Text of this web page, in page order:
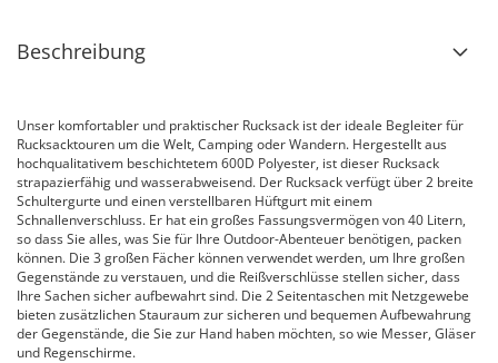
Beschreibung
Unser komfortabler und praktischer Rucksack ist der ideale Begleiter für
Rucksacktouren um die Welt, Camping oder Wandern. Hergestellt aus
hochqualitativem beschichtetem 600D Polyester, ist dieser Rucksack
strapazierfähig und wasserabweisend. Der Rucksack verfügt über 2 breite
Schultergurte und einen verstellbaren Hüftgurt mit einem
Schnallenverschluss. Er hat ein großes Fassungsvermögen von 40 Litern,
so dass Sie alles, was Sie für Ihre Outdoor-Abenteuer benötigen, packen
können. Die 3 großen Fächer können verwendet werden, um Ihre großen
Gegenstände zu verstauen, und die Reißverschlüsse stellen sicher, dass
Ihre Sachen sicher aufbewahrt sind. Die 2 Seitentaschen mit Netzgewebe
bieten zusätzlichen Stauraum zur sicheren und bequemen Aufbewahrung
der Gegenstände, die Sie zur Hand haben möchten, so wie Messer, Gläser
und Regenschirme.